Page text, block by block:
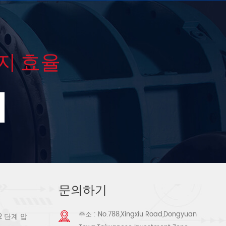
효율
단계 압
문의하기
주소 : No.788,Xingxiu Road,Dongyuan